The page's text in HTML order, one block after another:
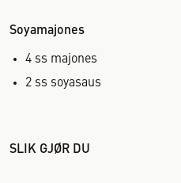
Soyamajones
4 ss majones
2 ss soyasaus
SLIK GJØR DU